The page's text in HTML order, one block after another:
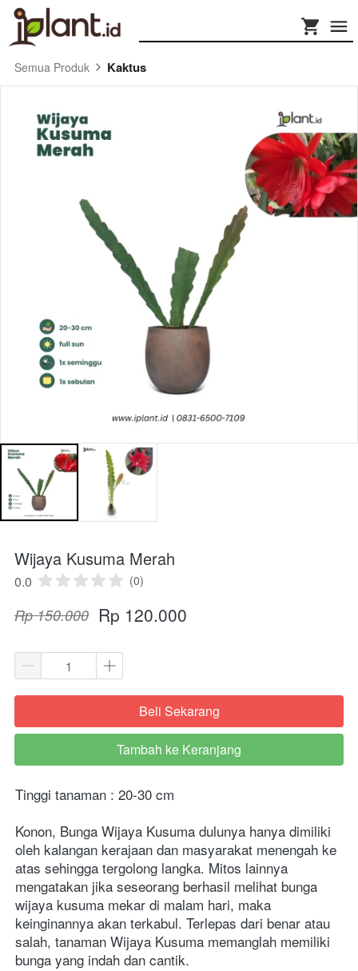
Semua Produk Kaktus
Wijaya Kusuma Merah
0.0 (0)
Rp 150.000 Rp 120.000
`Beli Sekarang
`
Tambah ke Keranjang
Tinggi tanaman : 20-30 cm
Konon, Bunga Wijaya Kusuma dulunya hanya dimiliki
oleh kalangan kerajaan dan masyarakat menengah ke
atas sehingga tergolong langka. Mitos lainnya
mengatakan jika seseorang berhasil melihat bunga
wijaya kusuma mekar di malam hari, maka
keinginannya akan terkabul. Terlepas dari benar atau
salah, tanaman Wijaya Kusuma memanglah memiliki
bunga yang indah dan cantik.